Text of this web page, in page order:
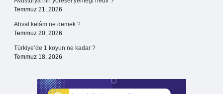
Temmuz 21, 2026
Ahval kelâm ne demek ?
Temmuz 20, 2026
Türkiye’de 1 koyun ne kadar ?
Temmuz 18, 2026